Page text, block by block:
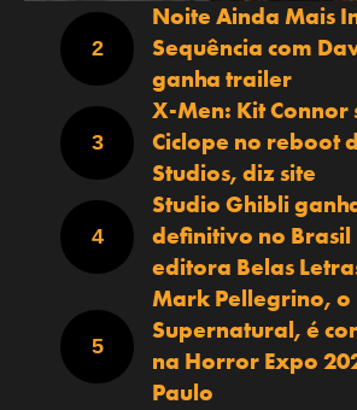
Noite Ainda Mais
Sequência com
ganha trailer
X-Men: Kit Connor
Ciclope no reboot
Studios, diz site
Studio Ghibli
definitivo no Brasil
editora Belas
Mark Pellegrino, o
Supernatural, é
na Horror Expo
Paulo